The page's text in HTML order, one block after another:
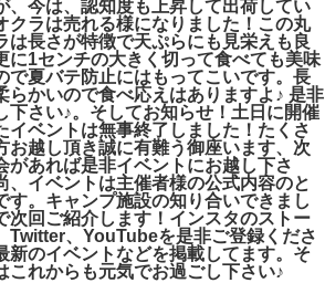
、今は、認知度も上昇して出荷してい
クラは売れる様になりました！この丸
は長さが特徴で天ぷらにも見栄えも良
に1センチの大きく切って食べても美味
で夏バテ防止にはもってこいです。長
らかいので食べ応えはありますよ♪ 是非
下さい♪。そしてお知らせ！土日に開催
イベントは無事終了しました！たくさ
お越し頂き誠に有難う御座います、次
があれば是非イベントにお越し下さ
、イベントは主催者様の公式内容のと
す。キャンプ️施設の知り合いできまし
次回ご紹介します！インスタのストー
Twitter、YouTubeを是非ご登録くださ
新のイベントなどを掲載してます。そ
これからも元気でお過ごし下さい♪